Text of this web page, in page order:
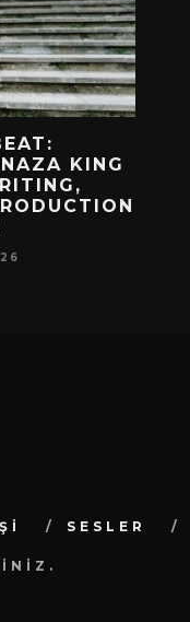
VAR OLAN
ZAMAN”
14, 2026
SESLER